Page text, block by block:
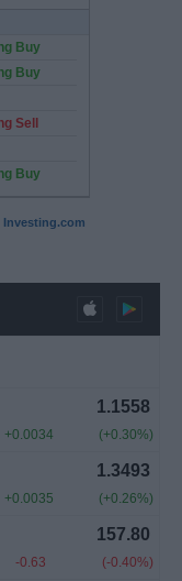
Investing.com